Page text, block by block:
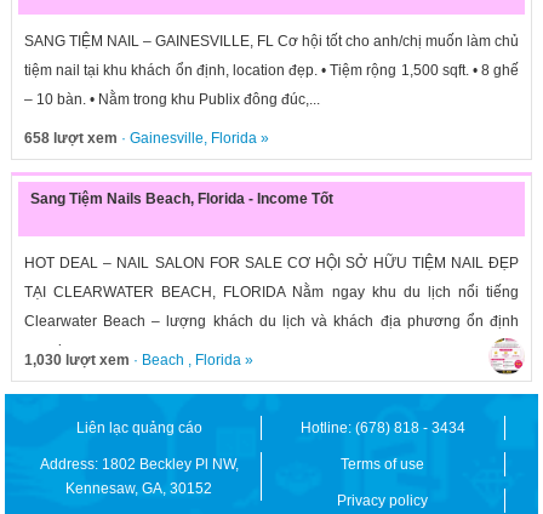
SANG TIỆM NAIL – GAINESVILLE, FL Cơ hội tốt cho anh/chị muốn làm chủ
tiệm nail tại khu khách ổn định, location đẹp. • Tiệm rộng 1,500 sqft. • 8 ghế
– 10 bàn. • Nằm trong khu Publix đông đúc,...
658 lượt xem · Gainesville, Florida»
Sang Tiệm Nails Beach, Florida - Income Tốt
HOT DEAL – NAIL SALON FOR SALE CƠ HỘI SỞ HỮU TIỆM NAIL ĐẸP
TẠI CLEARWATER BEACH, FLORIDA Nằm ngay khu du lịch nổi tiếng
Clearwater Beach – lượng khách du lịch và khách địa phương ổn định
quanh...
1,030 lượt xem · Beach , Florida»
Liên lạc quảng cáo Hotline: (678) 818 - 3434
Address: 1802 Beckley Pl NW,
Kennesaw, GA, 30152
Terms of use
Privacy policy